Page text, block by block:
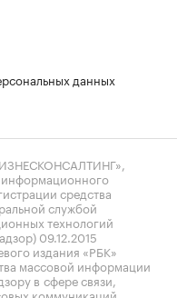
данных
средства
службой
технологий
09.12.2015
издания «РБК»
массовой информации
в сфере связи,
коммуникаций